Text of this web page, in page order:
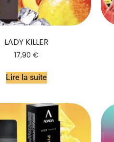
LADY KILLER
17,90 €
Lire la suite